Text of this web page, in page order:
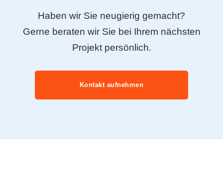
Haben wir Sie neugierig gemacht?
Gerne beraten wir Sie bei Ihrem nächsten
Projekt persönlich.
Kontakt aufnehmen